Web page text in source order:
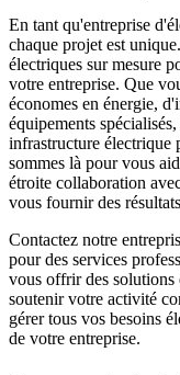
En tant qu'entreprise
chaque projet est
électriques sur mesure
votre entreprise. Que
économes en énergie,
équipements
infrastructure électrique
sommes là pour vous
étroite collaboration
vous fournir des
Contactez notre
pour des services
vous offrir des solutions
soutenir votre activité
gérer tous vos besoins
de votre entreprise.